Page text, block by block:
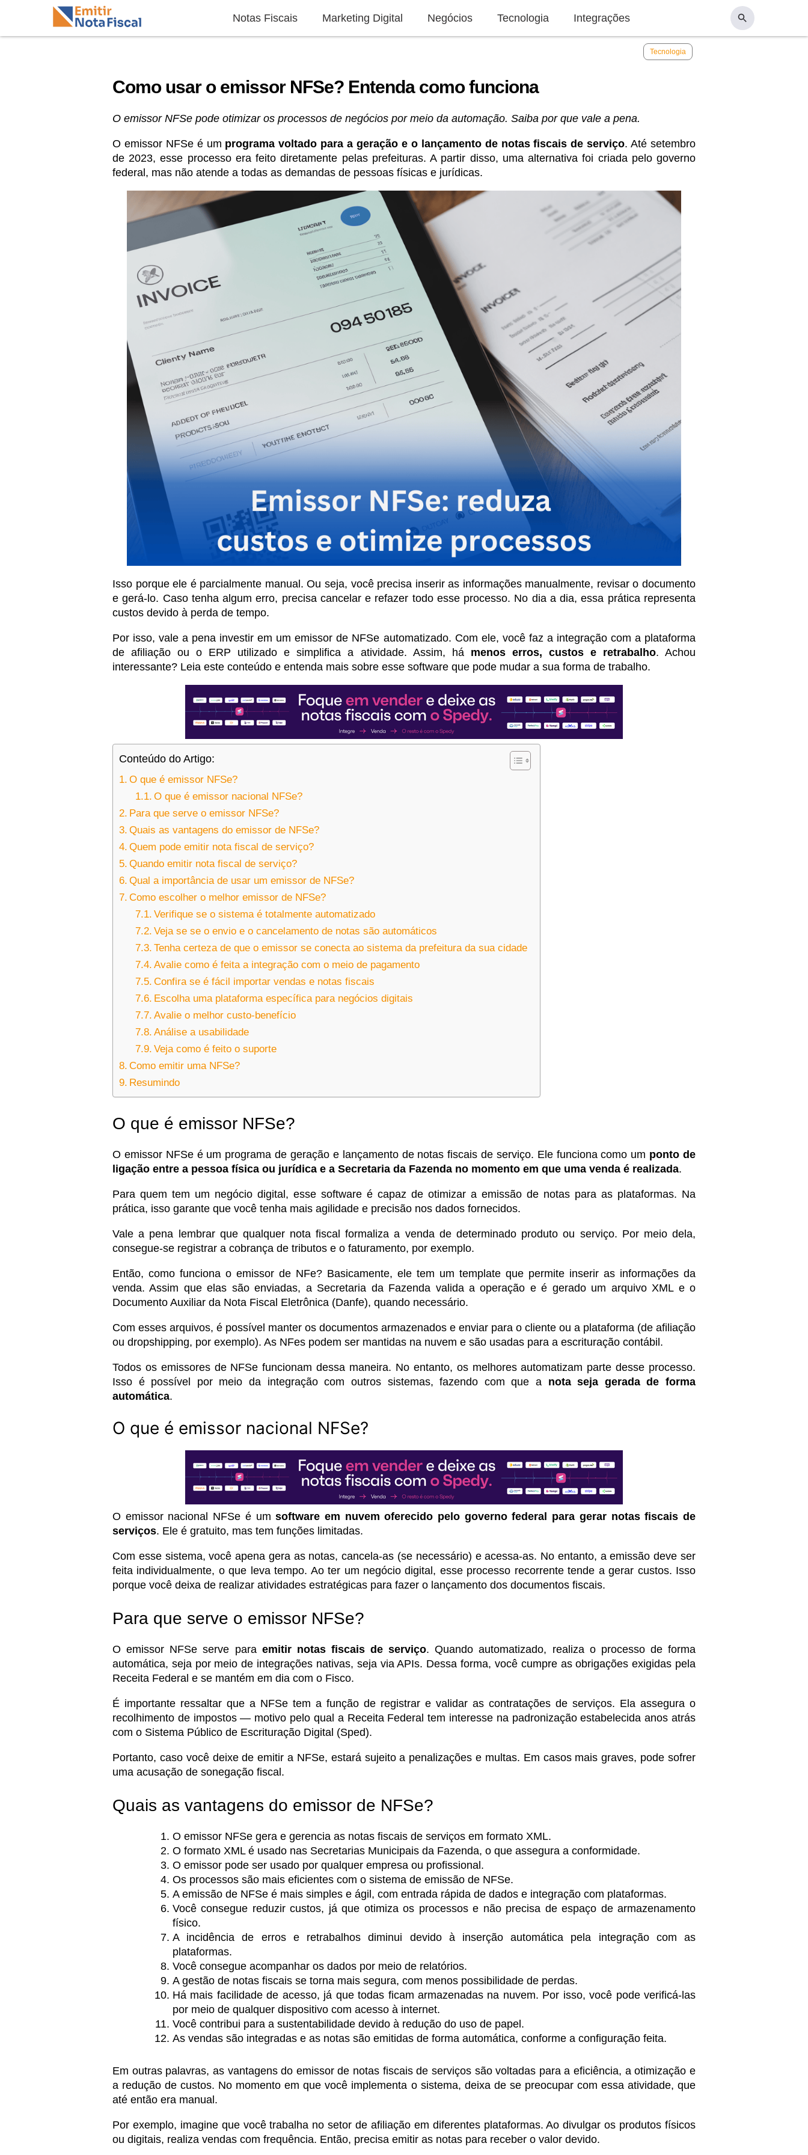
Notas Fiscais Marketing Digital Negócios Tecnologia Integrações
Tecnologia
Como usar o emissor NFSe? Entenda como funciona
O emissor NFSe pode otimizar os processos de negócios por meio da automação. Saiba por que vale a pena.
O emissor NFSe é um programa voltado para a geração e o lançamento de notas fiscais de serviço. Até setembro
de 2023, esse processo era feito diretamente pelas prefeituras. A partir disso, uma alternativa foi criada pelo governo
federal, mas não atende a todas as demandas de pessoas físicas e jurídicas.
Isso porque ele é parcialmente manual. Ou seja, você precisa inserir as informações manualmente, revisar o documento
e gerá-lo. Caso tenha algum erro, precisa cancelar e refazer todo esse processo. No dia a dia, essa prática representa
custos devido à perda de tempo.
Por isso, vale a pena investir em um emissor de NFSe automatizado. Com ele, você faz a integração com a plataforma
de afiliação ou o ERP utilizado e simplifica a atividade. Assim, há menos erros, custos e retrabalho. Achou
interessante? Leia este conteúdo e entenda mais sobre esse software que pode mudar a sua forma de trabalho.
Conteúdo do Artigo:
O que é emissor NFSe?
O que é emissor nacional NFSe?
Para que serve o emissor NFSe?
Quais as vantagens do emissor de NFSe?
Quem pode emitir nota fiscal de serviço?
Quando emitir nota fiscal de serviço?
Qual a importância de usar um emissor de NFSe?
Como escolher o melhor emissor de NFSe?
Verifique se o sistema é totalmente automatizado
Veja se se o envio e o cancelamento de notas são automáticos
Tenha certeza de que o emissor se conecta ao sistema da prefeitura da sua cidade
Avalie como é feita a integração com o meio de pagamento
Confira se é fácil importar vendas e notas fiscais
Escolha uma plataforma específica para negócios digitais
Avalie o melhor custo-benefício
Análise a usabilidade
Veja como é feito o suporte
Como emitir uma NFSe?
Resumindo
O que é emissor NFSe?
O emissor NFSe é um programa de geração e lançamento de notas fiscais de serviço. Ele funciona como um ponto de
ligação entre a pessoa física ou jurídica e a Secretaria da Fazenda no momento em que uma venda é realizada.
Para quem tem um negócio digital, esse software é capaz de otimizar a emissão de notas para as plataformas. Na
prática, isso garante que você tenha mais agilidade e precisão nos dados fornecidos.
Vale a pena lembrar que qualquer nota fiscal formaliza a venda de determinado produto ou serviço. Por meio dela,
consegue-se registrar a cobrança de tributos e o faturamento, por exemplo.
Então, como funciona o emissor de NFe? Basicamente, ele tem um template que permite inserir as informações da
venda. Assim que elas são enviadas, a Secretaria da Fazenda valida a operação e é gerado um arquivo XML e o
Documento Auxiliar da Nota Fiscal Eletrônica (Danfe), quando necessário.
Com esses arquivos, é possível manter os documentos armazenados e enviar para o cliente ou a plataforma (de afiliação
ou dropshipping, por exemplo). As NFes podem ser mantidas na nuvem e são usadas para a escrituração contábil.
Todos os emissores de NFSe funcionam dessa maneira. No entanto, os melhores automatizam parte desse processo.
Isso é possível por meio da integração com outros sistemas, fazendo com que a nota seja gerada de forma
automática.
O que é emissor nacional NFSe?
O emissor nacional NFSe é um software em nuvem oferecido pelo governo federal para gerar notas fiscais de
serviços. Ele é gratuito, mas tem funções limitadas.
Com esse sistema, você apena gera as notas, cancela-as (se necessário) e acessa-as. No entanto, a emissão deve ser
feita individualmente, o que leva tempo. Ao ter um negócio digital, esse processo recorrente tende a gerar custos. Isso
porque você deixa de realizar atividades estratégicas para fazer o lançamento dos documentos fiscais.
Para que serve o emissor NFSe?
O emissor NFSe serve para emitir notas fiscais de serviço. Quando automatizado, realiza o processo de forma
automática, seja por meio de integrações nativas, seja via APIs. Dessa forma, você cumpre as obrigações exigidas pela
Receita Federal e se mantém em dia com o Fisco.
É importante ressaltar que a NFSe tem a função de registrar e validar as contratações de serviços. Ela assegura o
recolhimento de impostos— motivo pelo qual a Receita Federal tem interesse na padronização estabelecida anos atrás
com o Sistema Público de Escrituração Digital (Sped).
Portanto, caso você deixe de emitir a NFSe, estará sujeito a penalizações e multas. Em casos mais graves, pode sofrer
uma acusação de sonegação fiscal.
Quais as vantagens do emissor de NFSe?
O emissor NFSe gera e gerencia as notas fiscais de serviços em formato XML.
O formato XML é usado nas Secretarias Municipais da Fazenda, o que assegura a conformidade.
O emissor pode ser usado por qualquer empresa ou profissional.
Os processos são mais eficientes com o sistema de emissão de NFSe.
A emissão de NFSe é mais simples e ágil, com entrada rápida de dados e integração com plataformas.
Você consegue reduzir custos, já que otimiza os processos e não precisa de espaço de armazenamento
físico.
A incidência de erros e retrabalhos diminui devido à inserção automática pela integração com as
plataformas.
Você consegue acompanhar os dados por meio de relatórios.
A gestão de notas fiscais se torna mais segura, com menos possibilidade de perdas.
Há mais facilidade de acesso, já que todas ficam armazenadas na nuvem. Por isso, você pode verificá-las
por meio de qualquer dispositivo com acesso à internet.
Você contribui para a sustentabilidade devido à redução do uso de papel.
As vendas são integradas e as notas são emitidas de forma automática, conforme a configuração feita.
Em outras palavras, as vantagens do emissor de notas fiscais de serviços são voltadas para a eficiência, a otimização e
a redução de custos. No momento em que você implementa o sistema, deixa de se preocupar com essa atividade, que
até então era manual.
Por exemplo, imagine que você trabalha no setor de afiliação em diferentes plataformas. Ao divulgar os produtos físicos
ou digitais, realiza vendas com frequência. Então, precisa emitir as notas para receber o valor devido.